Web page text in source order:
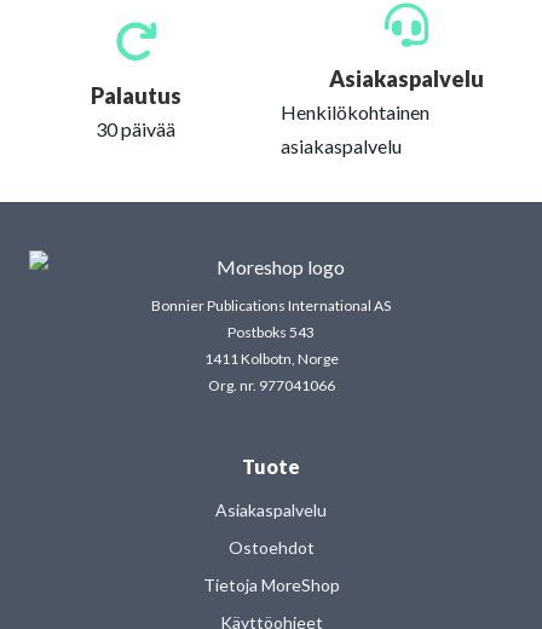
Palautus
30 päivää
Asiakaspalvelu
Henkilökohtainen
asiakaspalvelu
Bonnier Publications International AS
Postboks 543
1411 Kolbotn, Norge
Org. nr. 977041066
Tuote
Asiakaspalvelu
Ostoehdot
Tietoja MoreShop
Käyttöohjeet